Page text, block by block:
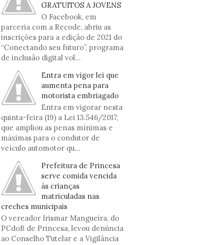
GRATUITOS A JOVENS
O Facebook, em
parceria com a Recode, abriu as
inscrições para a edição de 2021 do
“Conectando seu futuro”, programa
de inclusão digital vol...
Entra em vigor lei que
aumenta pena para
motorista embriagado
Entra em vigorar nesta
quinta-feira (19) a Lei 13.546/2017,
que ampliou as penas mínimas e
máximas para o condutor de
veículo automotor qu...
Prefeitura de Princesa
serve comida vencida
às crianças
matriculadas nas
creches municipais
O vereador Irismar Mangueira, do
PCdoB de Princesa, levou denúncia
ao Conselho Tutelar e a Vigilância